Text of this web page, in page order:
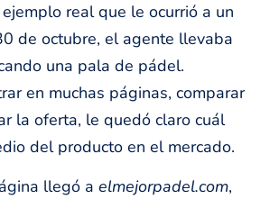
real que le ocurrió a un
de octubre, el agente llevaba
una pala de pádel.
en muchas páginas, comparar
la oferta, le quedó claro cuál
del producto en el mercado.
llegó aelmejorpadel.com,